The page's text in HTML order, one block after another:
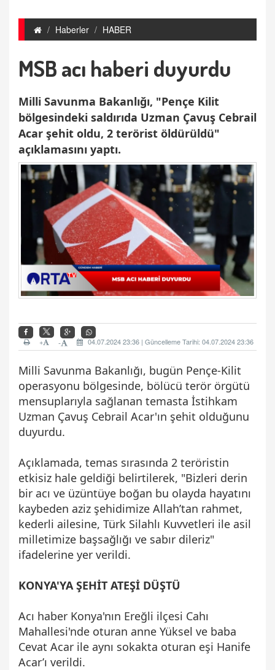
Haberler HABER
MSB acı haberi duyurdu
Milli Savunma Bakanlığı, "Pençe Kilit
bölgesindeki saldırıda Uzman Çavuş Cebrail
Acar şehit oldu, 2 terörist öldürüldü"
açıklamasını yaptı.
04.07.2024 23:36 | Güncelleme Tarihi: 04.07.2024 23:36
-
+
Milli Savunma Bakanlığı, bugün Pençe-Kilit
operasyonu bölgesinde, bölücü terör örgütü
mensuplarıyla sağlanan temasta İstihkam
Uzman Çavuş Cebrail Acar'ın şehit olduğunu
duyurdu.
Açıklamada, temas sırasında 2 teröristin
etkisiz hale geldiği belirtilerek, "Bizleri derin
bir acı ve üzüntüye boğan bu olayda hayatını
kaybeden aziz şehidimize Allah’tan rahmet,
kederli ailesine, Türk Silahlı Kuvvetleri ile asil
milletimize başsağlığı ve sabır dileriz"
ifadelerine yer verildi.
KONYA'YA ŞEHİT ATEŞİ DÜŞTÜ
Acı haber Konya'nın Ereğli ilçesi Cahı
Mahallesi'nde oturan anne Yüksel ve baba
Cevat Acar ile aynı sokakta oturan eşi Hanife
Acar’ı verildi.